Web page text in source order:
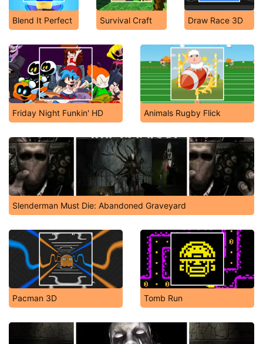
Blend It Perfect Survival Craft Draw Race 3D
Friday Night Funkin' HD Animals Rugby Flick
Slenderman Must Die: Abandoned Graveyard
Pacman 3D Tomb Run